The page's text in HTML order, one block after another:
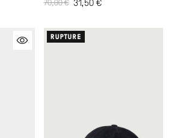
RUPTURE